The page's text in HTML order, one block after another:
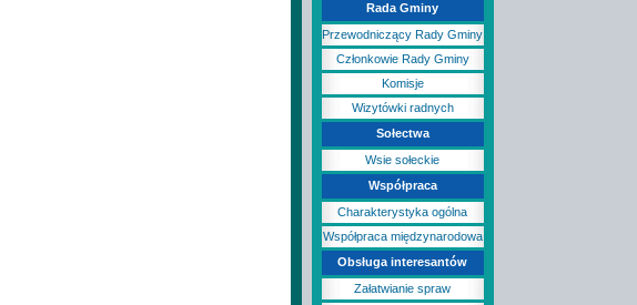
Rada Gminy
Przewodniczący Rady Gminy
Członkowie Rady Gminy
Komisje
Wizytówki radnych
Sołectwa
Wsie sołeckie
Współpraca
Charakterystyka ogólna
Współpraca międzynarodowa
Obsługa interesantów
Załatwianie spraw